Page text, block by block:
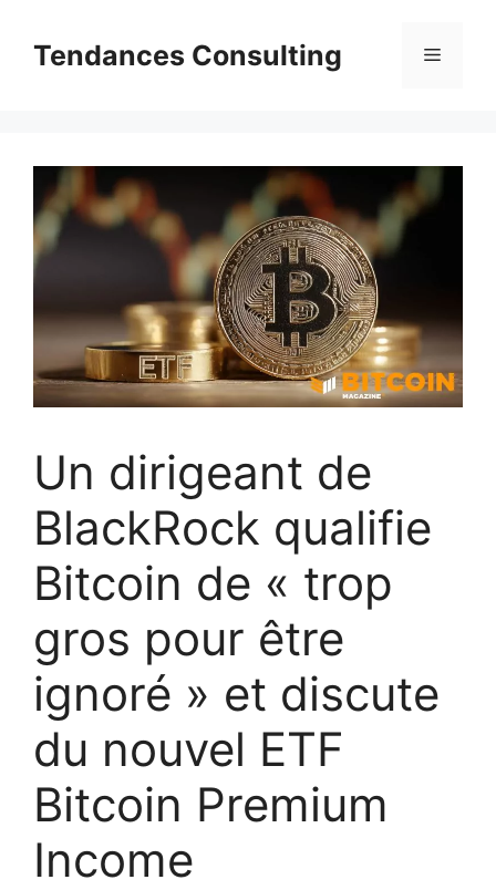
contenuTendances Consulting Menu
Un dirigeant de
BlackRock qualifie
Bitcoin de « trop ​​
gros pour être
ignoré » et discute
du nouvel ETF
Bitcoin Premium
Income